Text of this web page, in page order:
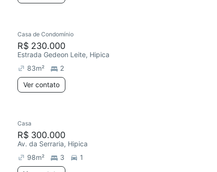
Casa de Condomínio
R$ 230.000
Estrada Gedeon Leite, Hipica
83m²
2
Ver contato
Casa
R$ 300.000
Av. da Serraria, Hipica
98m² 3
1